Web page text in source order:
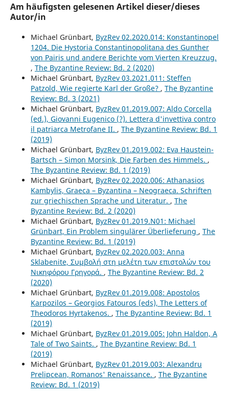
Am häufigsten gelesenen Artikel dieser/dieses
Autor/in
Michael Grünbart, ByzRev 02.2020.014: Konstantinopel
1204. Die Hystoria Constantinopolitana des Gunther
von Pairis und andere Berichte vom Vierten Kreuzzug.
, The Byzantine Review: Bd. 2 (2020)
Michael Grünbart, ByzRev 03.2021.011: Steffen
Patzold, Wie regierte Karl der Große? , The Byzantine
Review: Bd. 3 (2021)
Michael Grünbart, ByzRev 01.2019.007: Aldo Corcella
(ed.), Giovanni Eugenico (?). Lettera d'invettiva contro
il patriarca Metrofane II. , The Byzantine Review: Bd. 1
(2019)
Michael Grünbart, ByzRev 01.2019.002: Eva Haustein-
Bartsch – Simon Morsink, Die Farben des Himmels. ,
The Byzantine Review: Bd. 1 (2019)
Michael Grünbart, ByzRev 02.2020.006: Athanasios
Kambylis, Graeca – Byzantina – Neograeca. Schriften
zur griechischen Sprache und Literatur. , The
Byzantine Review: Bd. 2 (2020)
Michael Grünbart, ByzRev 01.2019.N01: Michael
Grünbart, Ein Problem singulärer Überlieferung , The
Byzantine Review: Bd. 1 (2019)
Michael Grünbart, ByzRev 02.2020.003: Anna
Sklabenite, Συμβολή στη μελέτη των επιστολών του
Νικηφόρου Γρηγορά. , The Byzantine Review: Bd. 2
(2020)
Michael Grünbart, ByzRev 01.2019.008: Apostolos
Karpozilos – Georgios Fatouros (eds), The Letters of
Theodoros Hyrtakenos. , The Byzantine Review: Bd. 1
(2019)
Michael Grünbart, ByzRev 01.2019.005: John Haldon, A
Tale of Two Saints. , The Byzantine Review: Bd. 1
(2019)
Michael Grünbart, ByzRev 01.2019.003: Alexandru
Prelipcean, Romanos' Renaissance. , The Byzantine
Review: Bd. 1 (2019)